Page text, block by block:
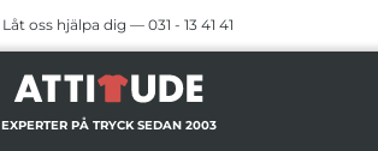
Låt oss hjälpa dig — 031 - 13 41 41
EXPERTER PÅ TRYCK SEDAN 2003